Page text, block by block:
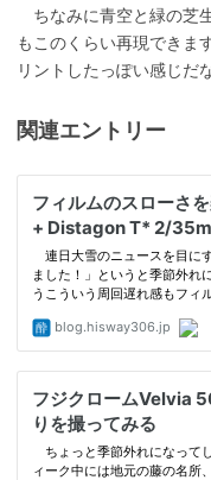
ちなみに青空と緑の芝
もこのくらい再現できま
リントしたっぽい感じだ
関連エントリー